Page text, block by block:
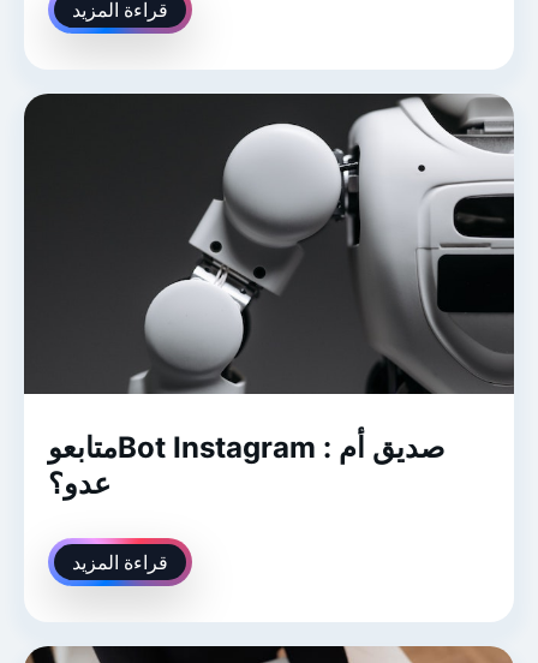
قراءة المزيد
متابعوBot Instagram : صديق أم
عدو؟
قراءة المزيد